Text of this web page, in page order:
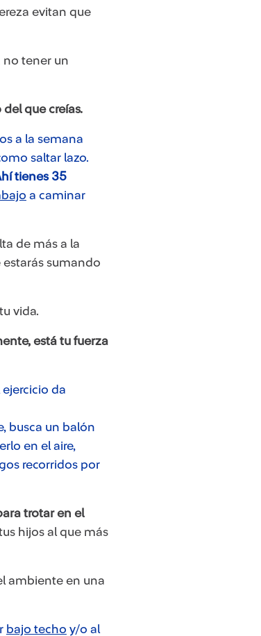
evitan que
no tener un
que creías.
a la semana
saltar lazo.
tienes 35
a caminar
de más a la
sumando
vida.
está tu fuerza
ejercicio da
busca un balón
en el aire,
recorridos por
trotar en el
hijos al que más
ambiente en una
bajo techo​ y/o al